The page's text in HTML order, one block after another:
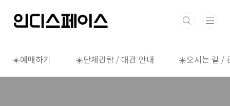
☀️예매하기 ☀️단체관람 / 대관 안내 ☀️오시는 길 /